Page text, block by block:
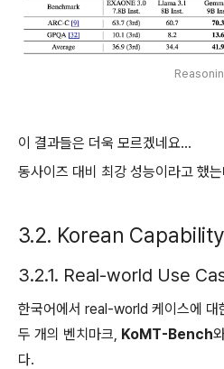
이 결과들은 더욱 모르겠네요...
동사이즈 대비 최강 성능이라고 했
3.2. Korean Capability
3.2.1. Real-world Use
한국어에서 real-world 케이스에 대
두 개의 벤치마크, KoMT-Bench
다.